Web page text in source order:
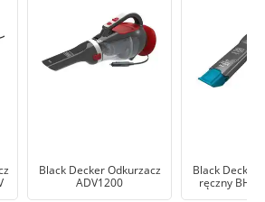
Black Decker Odkurzacz
ADV1200
Black Decker
ręczny